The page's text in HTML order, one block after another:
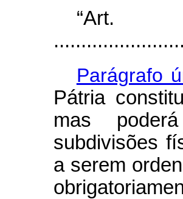
Parágrafo
Pátria
mas
subdivisões
a serem